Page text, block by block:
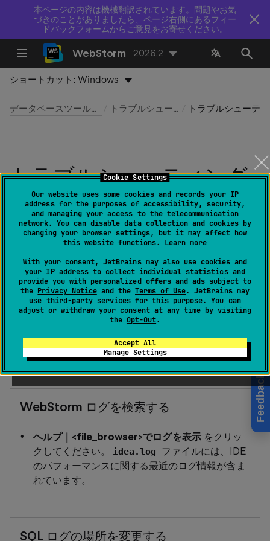
Cookie Settings
Our website uses some cookies and records your IP
address for the purposes of accessibility, security,
and managing your access to the telecommunication
network. You can disable data collection and cookies by
changing your browser settings, but it may affect how
this website functions. Learn more
With your consent, JetBrains may also use cookies and
your IP address to collect individual statistics and
provide you with personalized offers and ads subject to
the Privacy Noticeand the Terms of Use. JetBrains may
use third-party servicesfor this purpose. You can
adjust or withdraw your consent at any time by visiting
the Opt-Out.
Accept All
Manage Settings
本ページの内容は機械翻訳されています。問題やお気
づきのことがありましたら、ページ右側にあるフィー
ドバックフォームからご意見をお寄せください。
Feedback
WebStorm 2026.2
ショートカット:Windows
データベースツールおよび SQL トラブルシューティング
トラブルシューティング
資料
最終更新日： 2026 年 7 月 14 日
より正確で素早い回答のためにトラブルシューティング
資料をアタッチすることを検討してください。 ログファ
イル、スクリーンショット、アニメーション、ビデオ、
データベースダンプなどの資料が調査に役立ちます。
ログファイルを見つける
WebStorm ログを検索する
ヘルプ｜<file_browser>でログを表示をクリッ
クしてください。 idea.log ファイルには、IDE
のパフォーマンスに関する最近のログ情報が含ま
れています。
SQL ログの場所を変更する